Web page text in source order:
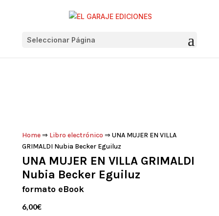
Seleccionar Página
Home⇒ Libro electrónico ⇒ UNA MUJER EN VILLA
GRIMALDI Nubia Becker Eguiluz
UNA MUJER EN VILLA GRIMALDI
Nubia Becker Eguiluz
formato eBook
6,00€